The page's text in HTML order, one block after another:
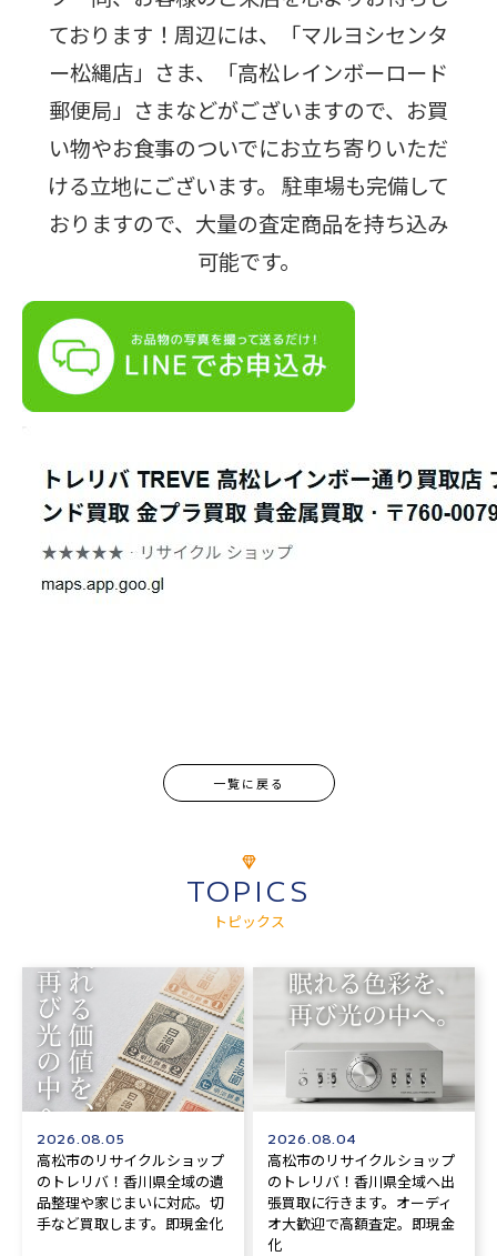
ております！周辺には、「マルヨシセンタ
ー松縄店」さま、「高松レインボーロード
郵便局」さまなどがございますので、お買
い物やお食事のついでにお立ち寄りいただ
ける立地にございます。 駐車場も完備して
おりますので、大量の査定商品を持ち込み
可能です。
一覧に戻る
TOPICS
トピックス
2026.08.05
高松市のリサイクルショップ
のトレリバ！香川県全域の遺
品整理や家じまいに対応。切
手など買取します。即現金化
2026.08.04
高松市のリサイクルショップ
のトレリバ！香川県全域へ出
張買取に行きます。オーディ
オ大歓迎で高額査定。即現金
化